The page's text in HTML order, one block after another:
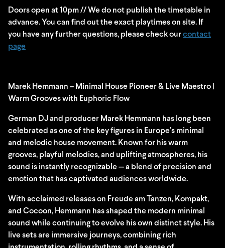
Doors open at 10pm // We do not publish the timetable in
advance. You can find out the exact playtimes on site. If
you have any further questions, please check ourcontact
page
Marek Hemmann – Minimal House Pioneer & Live Maestro |
Warm Grooves with Euphoric Flow
German DJ and producer Marek Hemmann has long been
celebrated as one of the key figures in Europe’s minimal
and melodic house movement. Known for his warm
grooves, playful melodies, and uplifting atmospheres, his
sound is instantly recognizable — a blend of precision and
emotion that has captivated audiences worldwide.
With acclaimed releases on Freude am Tanzen, Kompakt,
and Cocoon, Hemmann has shaped the modern minimal
sound while continuing to evolve his own distinct style. His
live sets are immersive journeys, combining rich